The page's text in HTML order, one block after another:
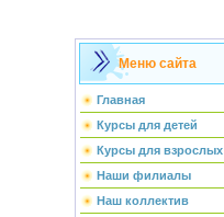
Меню сайта
Главная
Курсы для детей
Курсы для взрослых
Наши филиалы
Наш коллектив